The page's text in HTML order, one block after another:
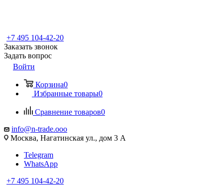
+7 495 104-42-20
Заказать звонок
Задать вопрос
Войти
Корзина0
Избранные товары0
Сравнение товаров0
info@n-trade.ooo
Москва, Нагатинская ул., дом 3 А
Telegram
WhatsApp
+7 495 104-42-20